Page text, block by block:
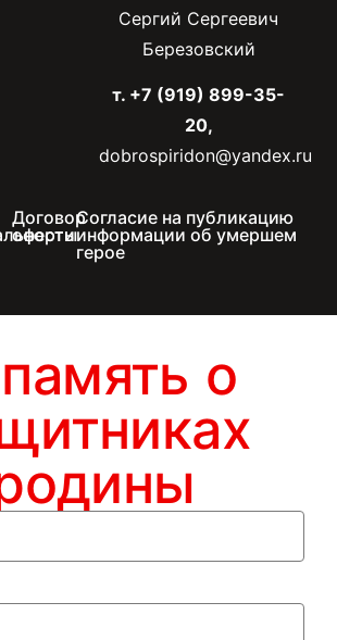
Сергий Сергеевич
Березовский
т. +7 (919) 899-35-
20,
dobrospiridon@yandex.ru
Договор
оферты
Согласие на публикацию
информации об умершем
герое
о